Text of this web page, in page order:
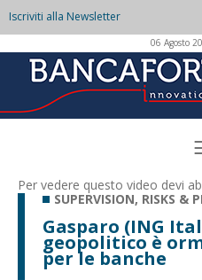
Iscriviti alla Newsletter
06 Agosto
Per vedere questo video devi
SUPERVISION, RISKS &
Gasparo (ING
geopolitico è
per le banche